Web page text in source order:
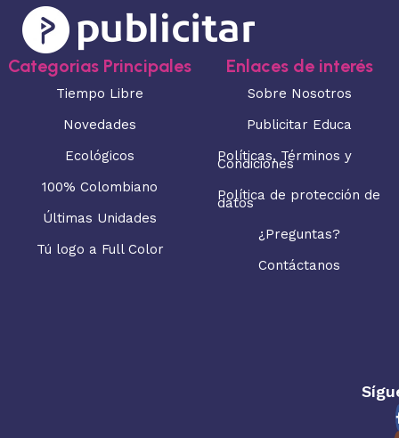
Categorias Principales
Tiempo Libre
Novedades
Ecológicos
100% Colombiano
Últimas Unidades
Tú logo a Full Color
Enlaces de interés
Sobre Nosotros
Publicitar Educa
Políticas, Términos y
Condiciones
Política de protección de
datos
¿Preguntas?
Contáctanos